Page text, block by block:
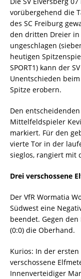
vorübergehend die
des SC Freiburg
den dritten Dreier
ungeschlagen
heutigen
SPORT1) kann der
Unentschieden
Spitze erobern.
Den
Mittelfeldspieler
markiert. Für den
vierte Tor in der
sieglos, rangiert mit
Drei verschossene
Der VfR Wormatia
Südwest eine
beendet. Gegen
(0:0) die Oberhand.
Kurios: In der
verschossene
Innenverteidiger